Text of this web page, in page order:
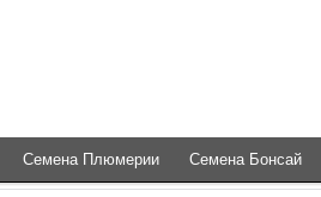
Семена Плюмерии Семена Бонсай